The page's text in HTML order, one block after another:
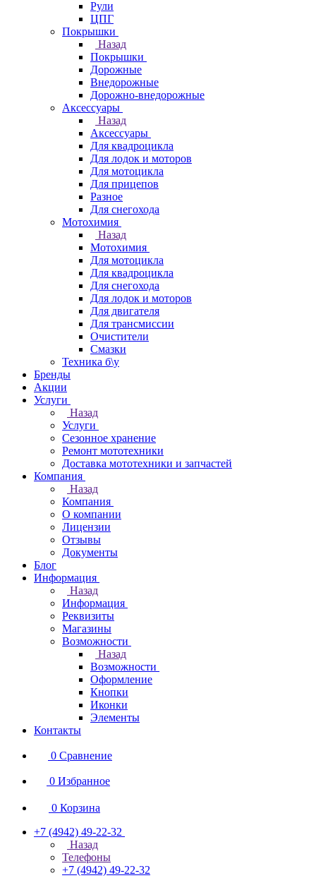
Рули
ЦПГ
Покрышки
Назад
Покрышки
Дорожные
Внедорожные
Дорожно-внедорожные
Аксессуары
Назад
Аксессуары
Для квадроцикла
Для лодок и моторов
Для мотоцикла
Для прицепов
Разное
Для снегохода
Мотохимия
Назад
Мотохимия
Для мотоцикла
Для квадроцикла
Для снегохода
Для лодок и моторов
Для двигателя
Для трансмиссии
Очистители
Смазки
Техника б\у
Бренды
Акции
Услуги
Назад
Услуги
Сезонное хранение
Ремонт мототехники
Доставка мототехники и запчастей
Компания
Назад
Компания
О компании
Лицензии
Отзывы
Документы
Блог
Информация
Назад
Информация
Реквизиты
Магазины
Возможности
Назад
Возможности
Оформление
Кнопки
Иконки
Элементы
Контакты
0 Сравнение
0 Избранное
0 Корзина
+7 (4942) 49-22-32
Назад
Телефоны
+7 (4942) 49-22-32